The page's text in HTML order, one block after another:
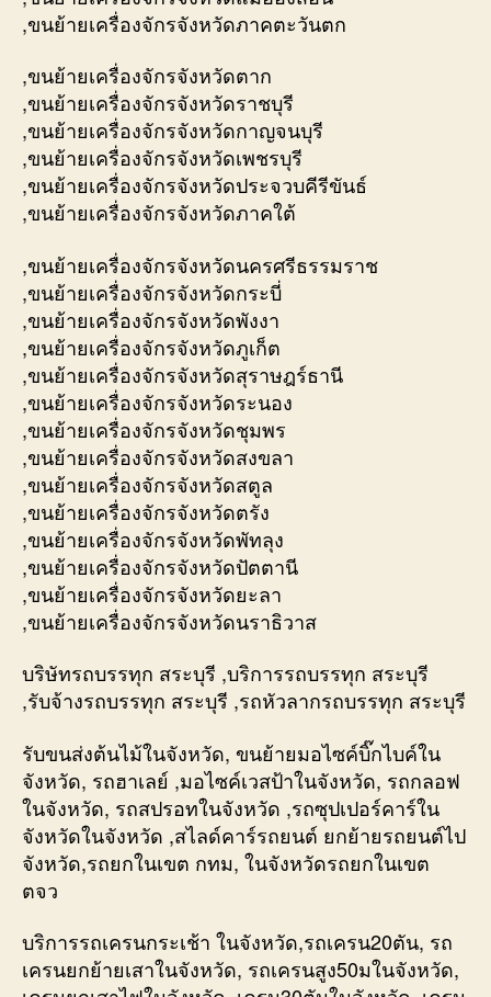
,ขนย้ายเครื่องจักรจังหวัดภาคตะวันตก
,ขนย้ายเครื่องจักรจังหวัดตาก
,ขนย้ายเครื่องจักรจังหวัดราชบุรี
,ขนย้ายเครื่องจักรจังหวัดกาญจนบุรี
,ขนย้ายเครื่องจักรจังหวัดเพชรบุรี
,ขนย้ายเครื่องจักรจังหวัดประจวบคีรีขันธ์
,ขนย้ายเครื่องจักรจังหวัดภาคใต้
,ขนย้ายเครื่องจักรจังหวัดนครศรีธรรมราช
,ขนย้ายเครื่องจักรจังหวัดกระบี่
,ขนย้ายเครื่องจักรจังหวัดพังงา
,ขนย้ายเครื่องจักรจังหวัดภูเก็ต
,ขนย้ายเครื่องจักรจังหวัดสุราษฎร์ธานี
,ขนย้ายเครื่องจักรจังหวัดระนอง
,ขนย้ายเครื่องจักรจังหวัดชุมพร
,ขนย้ายเครื่องจักรจังหวัดสงขลา
,ขนย้ายเครื่องจักรจังหวัดสตูล
,ขนย้ายเครื่องจักรจังหวัดตรัง
,ขนย้ายเครื่องจักรจังหวัดพัทลุง
,ขนย้ายเครื่องจักรจังหวัดปัตตานี
,ขนย้ายเครื่องจักรจังหวัดยะลา
,ขนย้ายเครื่องจักรจังหวัดนราธิวาส
บริษัทรถบรรทุก สระบุรี ,บริการรถบรรทุก สระบุรี
,รับจ้างรถบรรทุก สระบุรี ,รถหัวลากรถบรรทุก สระบุรี
รับขนส่งต้นไม้ในจังหวัด, ขนย้ายมอไซค์บิ๊กไบค์ใน
จังหวัด, รถฮาเลย์ ,มอไซค์เวสป้าในจังหวัด, รถกลอฟ
ในจังหวัด, รถสปรอทในจังหวัด ,รถซุปเปอร์คาร์ใน
จังหวัดในจังหวัด ,สไลด์คาร์รถยนต์ ยกย้ายรถยนต์ไป
จังหวัด,รถยกในเขต กทม, ในจังหวัดรถยกในเขต
ตจว
บริการรถเครนกระเช้า ในจังหวัด,รถเครน20ตัน, รถ
เครนยกย้ายเสาในจังหวัด, รถเครนสูง50มในจังหวัด,